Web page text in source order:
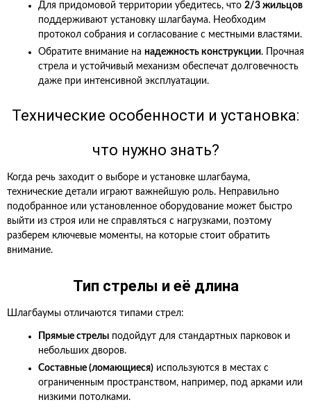
Для придомовой территории убедитесь, что 2/3 жильцов
поддерживают установку шлагбаума. Необходим
протокол собрания и согласование с местными властями.
Обратите внимание на надежность конструкции. Прочная
стрела и устойчивый механизм обеспечат долговечность
даже при интенсивной эксплуатации.
Технические особенности и установка:
что нужно знать?
Когда речь заходит о выборе и установке шлагбаума,
технические детали играют важнейшую роль. Неправильно
подобранное или установленное оборудование может быстро
выйти из строя или не справляться с нагрузками, поэтому
разберем ключевые моменты, на которые стоит обратить
внимание.
Тип стрелы и её длина
Шлагбаумы отличаются типами стрел:
Прямые стрелы подойдут для стандартных парковок и
небольших дворов.
Составные (ломающиеся) используются в местах с
ограниченным пространством, например, под арками или
низкими потолками.